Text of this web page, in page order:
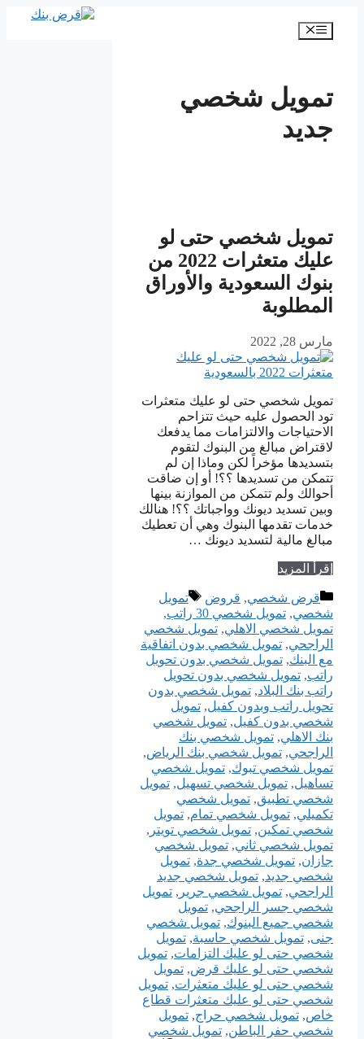
المحتوى
القائمة
تمويل شخصي
جديد
تمويل شخصي حتى لو
عليك متعثرات 2022 من
بنوك السعودية والأوراق
المطلوبة
مارس 28, 2022
تمويل شخصي حتى لو عليك متعثرات
تود الحصول عليه حيث تتزاحم
الاحتياجات والالتزامات مما يدفعك
لاقتراض مبالغ من البنوك لتقوم
بتسديدها مؤخراً لكن وماذا إن لم
تتمكن من تسديدها ؟؟! أو إن ضاقت
أحوالك ولم تتمكن من الموازنة بينها
وبين تسديد ديونك وواجباتك ؟؟! هنالك
خدمات تقدمها البنوك وهي أن تعطيك
مبالغ مالية لتسديد ديونك …
إقرأ المزيد
التصنيفات
قرض شخصي, قروض الوسوم
تمويل
شخصي, تمويل شخصي 30 راتب
,
تمويل شخصي الاهلي, تمويل شخصي
الراجحي, تمويل شخصي بدون اتفاقية
مع البنك, تمويل شخصي بدون تحويل
راتب, تمويل شخصي بدون تحويل
راتب بنك البلاد, تمويل شخصي بدون
تحويل راتب وبدون كفيل, تمويل
شخصي بدون كفيل, تمويل شخصي
بنك الاهلي, تمويل شخصي بنك
الراجحي, تمويل شخصي بنك الرياض,
تمويل شخصي تبوك, تمويل شخصي
تساهيل, تمويل شخصي تسهيل, تمويل
شخصي تطبيق, تمويل شخصي
تكميلي, تمويل شخصي تمام, تمويل
شخصي تمكين, تمويل شخصي تويتر ,
تمويل شخصي ثاني, تمويل شخصي
جازان, تمويل شخصي جدة, تمويل
شخصي جديد, تمويل شخصي جديد
الراجحي, تمويل شخصي جرير , تمويل
شخصي جسر الراجحي, تمويل
شخصي جميع البنوك, تمويل شخصي
جنى, تمويل شخصي حاسبة, تمويل
شخصي حتى لو عليك التزامات, تمويل
شخصي حتى لو عليك قرض, تمويل
شخصي حتى لو عليك متعثرات, تمويل
شخصي حتى لو عليك متعثرات قطاع
خاص, تمويل شخصي حراج, تمويل
شخصي حفر الباطن, تمويل شخصي